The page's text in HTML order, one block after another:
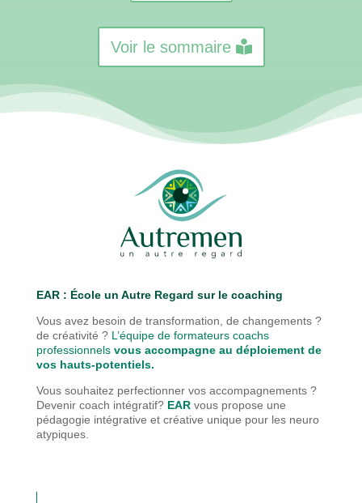
Voir le sommaire
EAR : École un Autre Regard sur le coaching
Vous avez besoin de transformation, de changements ?
de créativité ? L’équipe de formateurs coachs
professionnels vous accompagne au déploiement de
vos hauts-potentiels.
Vous souhaitez perfectionner vos accompagnements ?
Devenir coach intégratif? EAR vous propose une
pédagogie intégrative et créative unique pour les neuro
atypiques.